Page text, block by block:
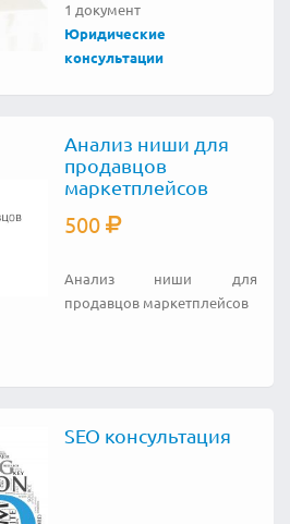
1 документ
Юридические
консультации
Анализ ниши для
продавцов
маркетплейсов
500
Анализ ниши для
продавцов маркетплейсов
SEO консультация